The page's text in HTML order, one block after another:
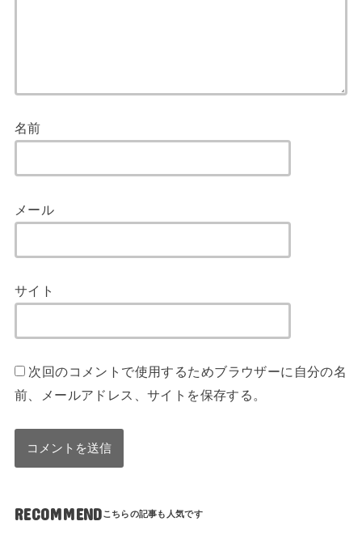
名前
メール
サイト
次回のコメントで使用するためブラウザーに自分の名
前、メールアドレス、サイトを保存する。
RECOMMEND